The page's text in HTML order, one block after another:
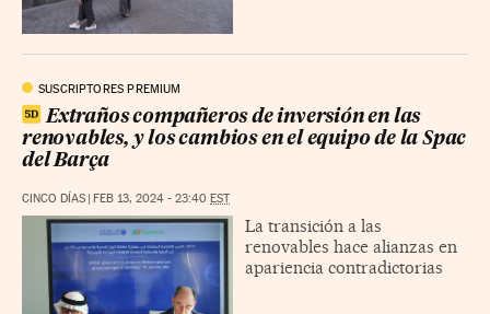
SUSCRIPTORES PREMIUM
Extraños compañeros de inversión en las
renovables, y los cambios en el equipo de la Spac
del Barça
CINCO DÍAS | FEB 13, 2024 - 23:40 EST
La transición a las
renovables hace alianzas en
apariencia contradictorias